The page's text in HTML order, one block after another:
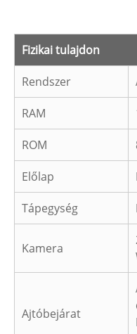
Fizikai tulajdon
Rendszer
RAM
ROM
Előlap
Tápegység
Kamera
Ajtóbejárat